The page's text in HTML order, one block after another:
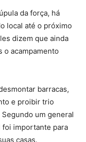
da força, há
local até o próximo
dizem que ainda
o acampamento
barracas,
e proibir trio
um general
foi importante para
casas.